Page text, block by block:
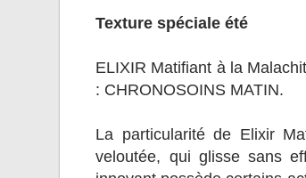
Texture spéciale été
ELIXIR Matifiant à la
: CHRONOSOINS MATIN.
La particularité de Elixir
veloutée, qui glisse sans